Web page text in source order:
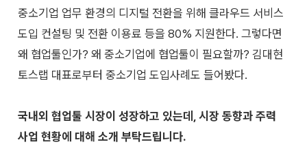
중소기업 업무 환경의 디지털 전환을 위해 클라우드 서비스
도입 컨설팅 및 전환 이용료 등을 80% 지원한다. 그렇다면
왜 협업툴인가? 왜 중소기업에 협업툴이 필요할까? 김대현
토스랩 대표로부터 중소기업 도입사례도 들어봤다.
국내외 협업툴 시장이 성장하고 있는데, 시장 동향과 주력
사업 현황에 대해 소개 부탁드립니다.